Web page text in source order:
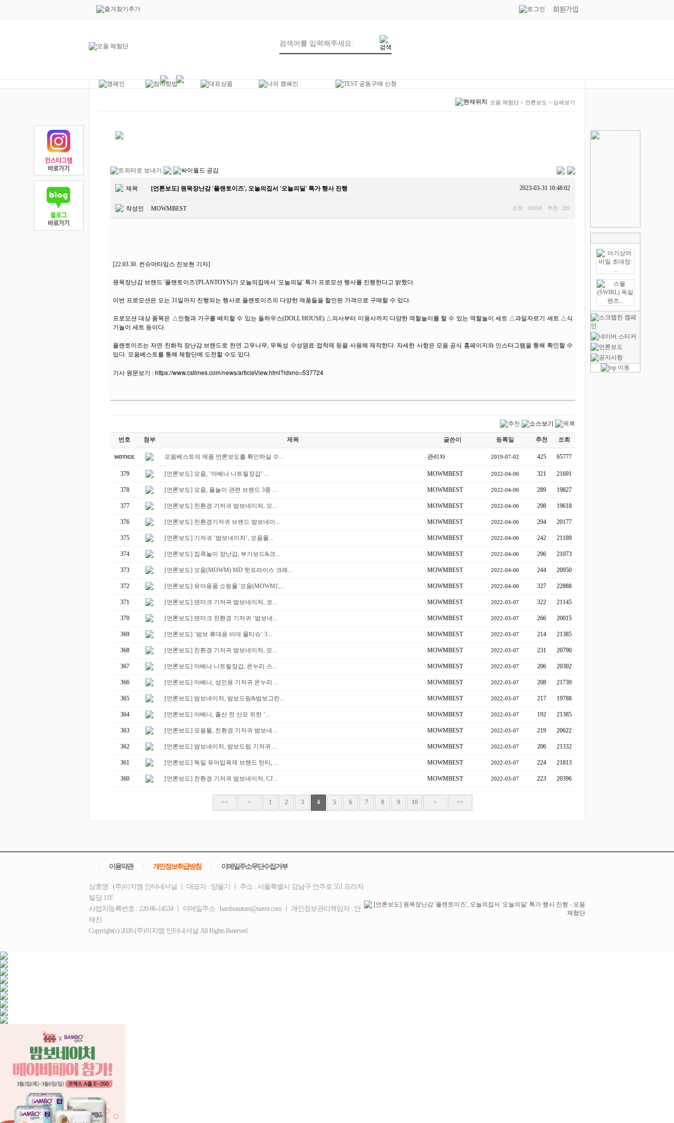
모움 체험단 > 언론보도 > 상세보기
제목 [언론보도] 원목장난감 '플랜토이즈', 오늘의집서 '오늘의딜' 특가 행사 진행 2023-03-31 10:48:02
작성인 MOWMBEST 조회 : 18668 추천: 289
[22.03.30. 컨슈머타임스 진보현 기자]
원목장난감 브랜드 '플랜토이즈'(PLANTOYS)가 오늘의집에서 '오늘의딜' 특가 프로모션 행사를 진행한다고 밝혔다.
이번 프로모션은 오는 31일까지 진행되는 행사로 플랜토이즈의 다양한 제품들을 할인된 가격으로 구매할 수 있다.
프로모션 대상 품목은 △인형과 가구를 배치할 수 있는 돌하우스(DOLL HOUSE) △의사부터 미용사까지 다양한 역할놀이를 할 수 있는 역할놀이 세트 △과일자르기 세트 △식
기놀이 세트 등이다.
플랜토이즈는 자연 친화적 장난감 브랜드로 천연 고무나무, 무독성 수성염료·접착제 등을 사용해 제작한다. 자세한 사항은 모움 공식 홈페이지와 인스타그램을 통해 확인할 수
있다. 모움베스트를 통해 체험단에 도전할 수도 있다.
기사 원문보기 : https://www.cstimes.com/news/articleView.html?idxno=537724
번호 첨부 제목 글쓴이 등록일 추천 조회
모움베스트의 제품 언론보도를 확인하실 수... 관리자 2019-07-02 425 65777
379 [언론보도] 모움, ‘아베나 니트릴장갑’ ... MOWMBEST 2022-04-06 321 21691
378 [언론보도] 모움, 물놀이 관련 브랜드 3종 ... MOWMBEST 2022-04-06 289 19827
377 [언론보도] 친환경 기저귀 밤보네이처, 모... MOWMBEST 2022-04-06 298 19618
376 [언론보도] 친환경기저귀 브랜드 밤보네이... MOWMBEST 2022-04-06 294 20177
375 [언론보도] 기저귀 ‘밤보네이처’, 모움몰... MOWMBEST 2022-04-06 242 21189
374 [언론보도] 집콕놀이 장난감, 부기보드&크... MOWMBEST 2022-04-06 296 21073
373 [언론보도] 모움(MOWM) MD 핫프라이스 크레... MOWMBEST 2022-04-06 244 20950
372 [언론보도] 유아용품 쇼핑몰 '모움(MOWM)',... MOWMBEST 2022-04-06 327 22888
371 [언론보도] 덴마크 기저귀 밤보네이처, 코... MOWMBEST 2022-03-07 322 21145
370 [언론보도] 덴마크 친환경 기저귀 ‘밤보네... MOWMBEST 2022-03-07 266 20015
369 [언론보도] ‘밤보 휴대용 비데 물티슈’ 3... MOWMBEST 2022-03-07 214 21385
368 [언론보도] 친환경 기저귀 밤보네이처, 모... MOWMBEST 2022-03-07 231 20790
367 [언론보도] 아베나 니트릴장갑, 온누리 스... MOWMBEST 2022-03-07 206 20302
366 [언론보도] 아베나, 성인용 기저귀 온누리 ... MOWMBEST 2022-03-07 208 21739
365 [언론보도] 밤보네이처, 밤보드림&밤보그린... MOWMBEST 2022-03-07 217 19788
364 [언론보도] 아베나, 출산 전 산모 위한 ‘... MOWMBEST 2022-03-07 192 21385
363 [언론보도] 모움몰, 친환경 기저귀 밤보네... MOWMBEST 2022-03-07 219 20622
362 [언론보도] 밤보네이처, 밤보드림 기저귀 ... MOWMBEST 2022-03-07 206 21332
361 [언론보도] 독일 유아입욕제 브랜드 틴티, ... MOWMBEST 2022-03-07 224 21813
360 [언론보도] 친환경 기저귀 밤보네이처, CJ... MOWMBEST 2022-03-07 223 20396
<< < 1 2 3 4 5 6 7 8 9 10 > >>
이용약관 개인정보취급방침 이메일주소무단수집거부
상호명 : (주)이지엠 인터내셔널 ㅣ 대표자 : 양을기 ㅣ 주소 : 서울특별시 강남구 언주로 551 프라자
빌딩 11F
사업자등록번호 : 220-86-14534 ㅣ 이메일주소 : bambonature@naver.com ㅣ 개인정보관리책임자 : 안
재진
Copyright(c) 2026 (주)이지엠 인터내셔널 All Rights Reserved.